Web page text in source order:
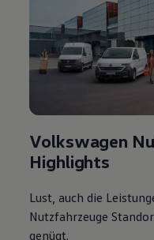
Volkswagen
Highlights
Lust, auch die
Nutzfahrzeuge
genügt.